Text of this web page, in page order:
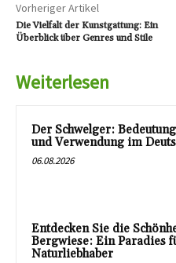
Vorheriger Artikel
Die Vielfalt der Kunstgattung: Ein
Überblick über Genres und Stile
Weiterlesen
Der Schwelger:
und Verwendung im
06.08.2026
Entdecken Sie die
Bergwiese: Ein Paradies
Naturliebhaber